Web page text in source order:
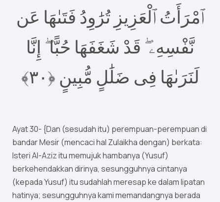
ٱمْرَأَتُ ٱلْعَزِيزِ تُرَٰوِدُ فَتَىٰهَا عَن
نَّفْسِهِۦ ۖ قَدْ شَغَفَهَا حُبًّا ۖ إِنَّا
لَنَرَىٰهَا فِى ضَلَٰلٍ مُّبِينٍ ‎﴿٠٣﴾‏
Ayat 30- {Dan (sesudah itu) perempuan-perempuan di
bandar Mesir (mencaci hal Zulaikha dengan) berkata:
Isteri Al-Aziz itu memujuk hambanya (Yusuf)
berkehendakkan dirinya, sesungguhnya cintanya
(kepada Yusuf) itu sudahlah meresap ke dalam lipatan
hatinya; sesungguhnya kami memandangnya berada